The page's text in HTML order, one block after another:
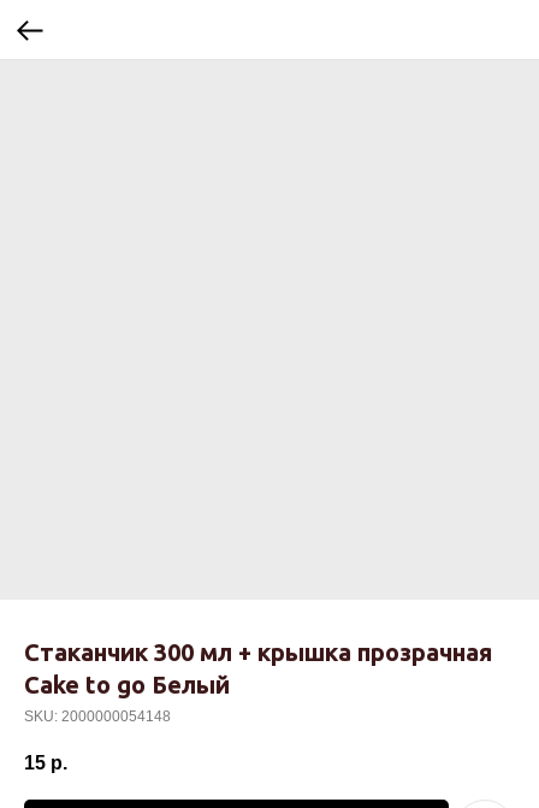
Стаканчик 300 мл + крышка прозрачная
Cake to go Белый
SKU: 2000000054148
15 р.